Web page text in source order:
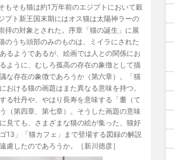
もそも猫は約1万年前のエジプトにおいて穀
プト新王国末期にはオス猫は太陽神ラーの
拝の対象とされた。序章「猫の誕生」に展
のうち頭部のみのものは、ミイラにされた
るようであるが、絵画では人との関係にお
ように、むしろ孤高の存在の象徴として描
な存在の象徴であろうか（第六章）。「猫
ける猫の画題はまた異なる意味を持つ。
る牡丹や、やはり長寿を意味する「耋（て
（第四章、第七章）。そうした画題の意味
見ても、さまざまな猫の絵が集った、猫好
13」「猫カフェ」まで登場する図録の解説
したのであろうか。［新川徳彦］